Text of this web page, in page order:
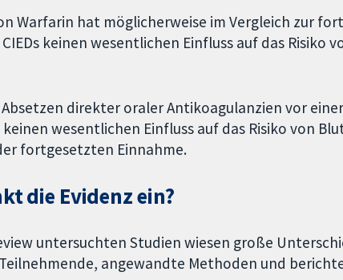
Warfarin hat möglicherweise im Vergleich zur
keinen wesentlichen Einfluss auf das Risiko
Absetzen direkter oraler Antikoagulanzien vor
wesentlichen Einfluss auf das Risiko von
fortgesetzten Einnahme.
die Evidenz ein?
untersuchten Studien wiesen große
angewandte Methoden und